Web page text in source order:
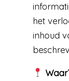
het
inhoud